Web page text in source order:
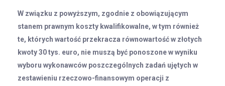
W związku z powyższym, zgodnie z obowiązującym
stanem prawnym koszty kwalifikowalne, w tym również
te, których wartość przekracza równowartość w złotych
kwoty 30 tys. euro, nie muszą być ponoszone w wyniku
wyboru wykonawców poszczególnych zadań ujętych w
zestawieniu rzeczowo-finansowym operacji z